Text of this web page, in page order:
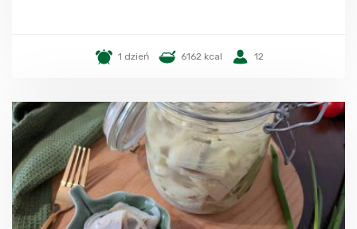
1 dzień 6162 kcal 12